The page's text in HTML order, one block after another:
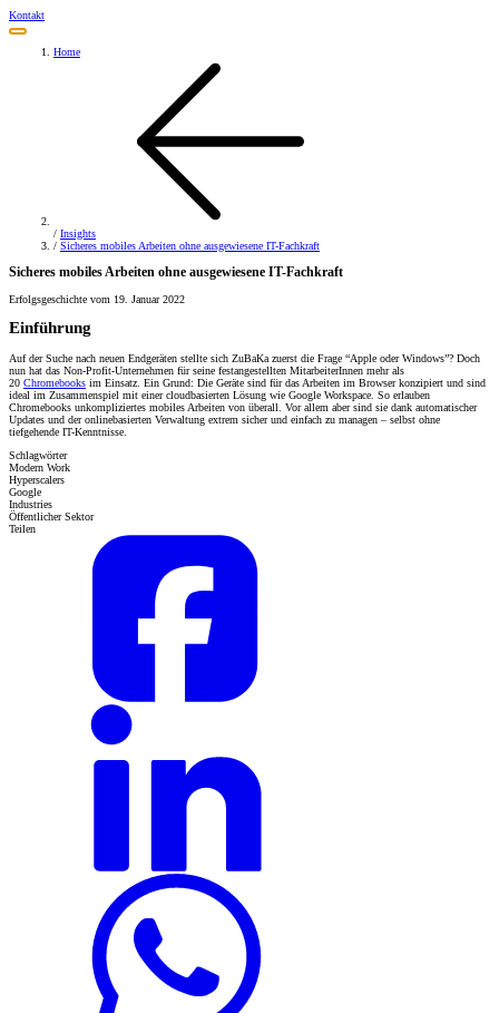
Kontakt
Home
/ Insights
/ Sicheres mobiles Arbeiten ohne ausgewiesene IT-Fachkraft
Sicheres mobiles Arbeiten ohne ausgewiesene IT-Fachkraft
Erfolgsgeschichte vom 19. Januar 2022
Einführung
Auf der Suche nach neuen Endgeräten stellte sich ZuBaKa zuerst die Frage “Apple oder Windows”? Doch
nun hat das Non-Profit-Unternehmen für seine festangestellten MitarbeiterInnen mehr als
20 Chromebooks im Einsatz. Ein Grund: Die Geräte sind für das Arbeiten im Browser konzipiert und sind
ideal im Zusammenspiel mit einer cloudbasierten Lösung wie Google Workspace. So erlauben
Chromebooks unkompliziertes mobiles Arbeiten von überall. Vor allem aber sind sie dank automatischer
Updates und der onlinebasierten Verwaltung extrem sicher und einfach zu managen – selbst ohne
tiefgehende IT-Kenntnisse.
Schlagwörter
Modern Work
Hyperscalers
Google
Industries
Öffentlicher Sektor
Teilen